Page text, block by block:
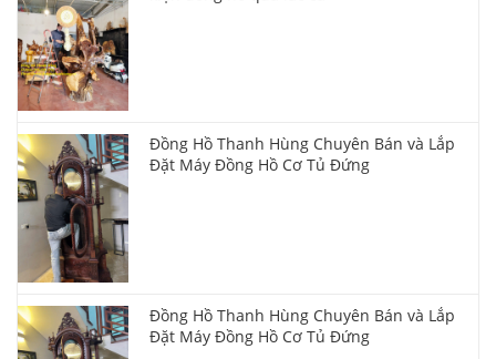
Đồng Hồ Thanh Hùng Chuyên Bán và Lắp
Đặt Máy Đồng Hồ Cơ Tủ Đứng
Đồng Hồ Thanh Hùng Chuyên Bán và Lắp
Đặt Máy Đồng Hồ Cơ Tủ Đứng